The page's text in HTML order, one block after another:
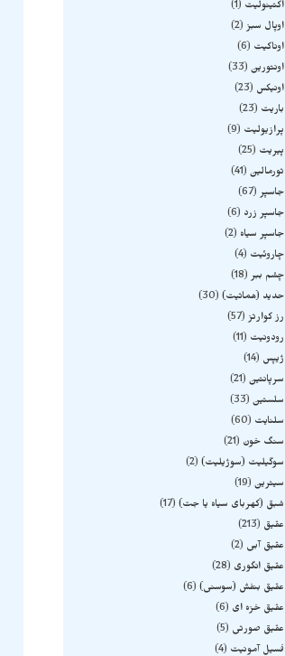
اکتینولیت
1
اوپال سبز 2
اوناکیت
6
اونتورین 33
اونیکس
23
باریت
23
پرازیولیت
9
پیریت
25
تورمالین 41
جاسپر 67
جاسپر زرد
6
جاسپر سیاه
2
چاروئیت
4
چشم ببر 18
حدید (هماتیت) 30
رز کوارتز 57
رودونیت
11
ژیپس
14
سرپانتین 21
سلستین 33
سلنایت
60
سنگ خون
21
سوگیلیت (سوژیلیت) 2
سیترین 19
شبق (کهربای سیاه یا جت) 17
عقیق
213
عقیق آبی
2
عقیق انگوری
28
عقیق بنفش (سوسنی) 6
عقیق خزه ای
6
عقیق صورتی
5
فسیل آمونیت
4